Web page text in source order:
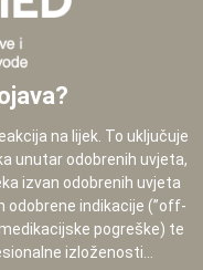
na lijek. To uključuje
unutar odobrenih uvjeta,
izvan odobrenih uvjeta
odobrene indikacije (”off-
pogreške) te
izloženosti...